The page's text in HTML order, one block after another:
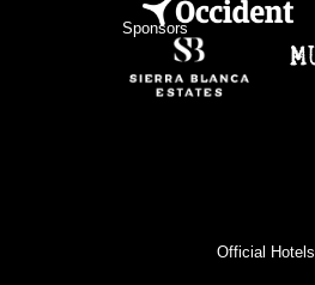
Sponsors
Official Hotels